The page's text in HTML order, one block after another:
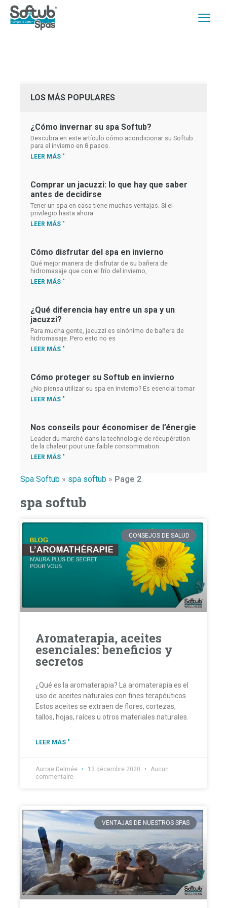
LOS MÁS POPULARES
¿Cómo invernar su spa Softub?
Descubra en este artículo cómo acondicionar su Softub
para el invierno en 8 pasos.
LEER MÁS "
Comprar un jacuzzi: lo que hay que saber
antes de decidirse
Tener un spa en casa tiene muchas ventajas. Si el
privilegio hasta ahora
LEER MÁS "
Cómo disfrutar del spa en invierno
Qué mejor manera de disfrutar de su bañera de
hidromasaje que con el frío del invierno,
LEER MÁS "
¿Qué diferencia hay entre un spa y un
jacuzzi?
Para mucha gente, jacuzzi es sinónimo de bañera de
hidromasaje. Pero esto no es
LEER MÁS "
Cómo proteger su Softub en invierno
¿No piensa utilizar su spa en invierno? Es esencial tomar
LEER MÁS "
Nos conseils pour économiser de l’énergie
Leader du marché dans la technologie de récupération
de la chaleur pour une faible consommation
LEER MÁS "
Spa Softub » spa softub » Page 2
spa softub
CONSEJOS DE SALUD
Aromaterapia, aceites
esenciales: beneficios y
secretos
¿Qué es la aromaterapia? La aromaterapia es el
uso de aceites naturales con fines terapéuticos.
Estos aceites se extraen de flores, cortezas,
tallos, hojas, raíces u otros materiales naturales.
LEER MÁS "
Aurore Delmée 13 décembre 2020
Aucun
commentaire
VENTAJAS DE NUESTROS SPAS